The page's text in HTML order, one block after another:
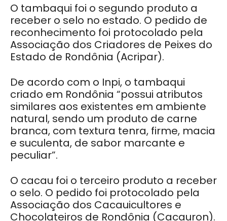
O tambaqui foi o segundo produto a
receber o selo no estado. O pedido de
reconhecimento foi protocolado pela
Associação dos Criadores de Peixes do
Estado de Rondônia (Acripar).
De acordo com o Inpi, o tambaqui
criado em Rondônia “possui atributos
similares aos existentes em ambiente
natural, sendo um produto de carne
branca, com textura tenra, firme, macia
e suculenta, de sabor marcante e
peculiar”.
O cacau foi o terceiro produto a receber
o selo. O pedido foi protocolado pela
Associação dos Cacauicultores e
Chocolateiros de Rondônia (Cacauron).